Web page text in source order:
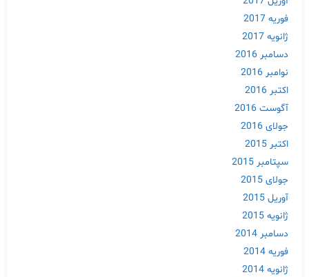
فوریه 2017
ژانویه 2017
دسامبر 2016
نوامبر 2016
اکتبر 2016
آگوست 2016
جولای 2016
اکتبر 2015
سپتامبر 2015
جولای 2015
آوریل 2015
ژانویه 2015
دسامبر 2014
فوریه 2014
ژانویه 2014